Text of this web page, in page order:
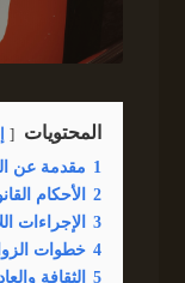
المحتويات
1 مقدمة عن
2
الأحكام
3
الإجراءات
4 خطوات
5
الثقافة